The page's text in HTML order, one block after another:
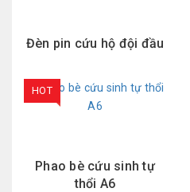
Đèn pin cứu hộ đội đầu
HOT
Phao bè cứu sinh tự
thổi A6